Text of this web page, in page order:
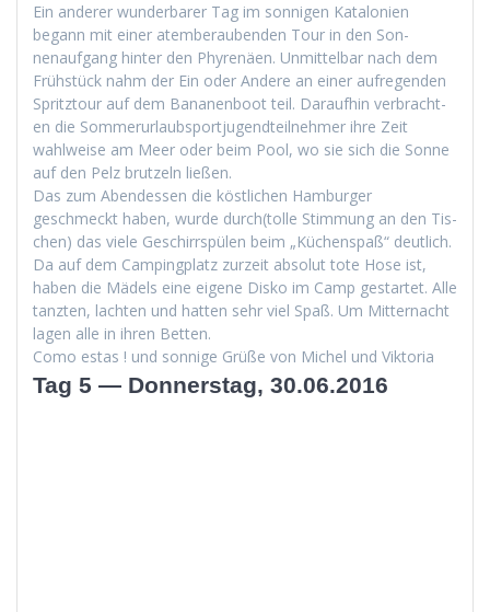
Ein ander­er wun­der­bar­er Tag im son­ni­gen Kat­alonien
begann mit ein­er atem­ber­auben­den Tour in den Son­
nenauf­gang hin­ter den Phyrenäen. Unmit­tel­bar nach dem
Früh­stück nahm der Ein oder Andere an ein­er aufre­gen­den
Spritz­tour auf dem Bana­nen­boot teil. Daraufhin ver­bracht­
en die Som­merurlaub­sportju­gendteil­nehmer ihre Zeit
wahlweise am Meer oder beim Pool, wo sie sich die Sonne
auf den Pelz brutzeln ließen.
Das zum Aben­dessen die köstlichen Ham­burg­er
geschmeckt haben, wurde durch(tolle Stim­mung an den Tis­
chen) das viele Geschirrspülen beim „Küchenspaß“ deut­lich.
Da auf dem Camp­ing­platz zurzeit abso­lut tote Hose ist,
haben die Mädels eine eigene Disko im Camp ges­tartet. Alle
tanzten, lacht­en und hat­ten sehr viel Spaß. Um Mit­ter­nacht
lagen alle in ihren Betten.
Como estas ! und son­nige Grüße von Michel und Viktoria
Tag 5 — Donnerstag, 30.06.2016